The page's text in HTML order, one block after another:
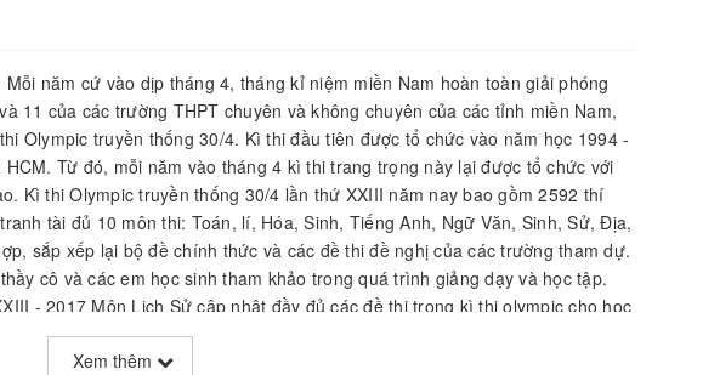
năm cứ vào dịp tháng 4, tháng kỉ niệm miền Nam hoàn toàn giải phóng
11 của các trường THPT chuyên và không chuyên của các tỉnh miền Nam,
Olympic truyền thống 30/4. Kì thi đầu tiên được tổ chức vào năm học 1994 -
Từ đó, mỗi năm vào tháng 4 kì thi trang trọng này lại được tổ chức với
Kì thi Olympic truyền thống 30/4 lần thứ XXIII năm nay bao gồm 2592 thí
tài đủ 10 môn thi: Toán, lí, Hóa, Sinh, Tiếng Anh, Ngữ Văn, Sinh, Sử, Địa,
sắp xếp lại bộ đề chính thức và các đề thi đề nghị của các trường tham dự.
cô và các em học sinh tham khảo trong quá trình giảng dạy và học tập.
- 2017 Môn Lịch Sử cập nhật đầy đủ các đề thi trong kì thi olympic cho học
trọng và giáo viên làm tài liệu giảng dạy, định hướng học sinh học môn
chính: Phần 1: Đề thi chính thức và đề thi đề nghị khối 10,11. Phần 2:
Xem thêm